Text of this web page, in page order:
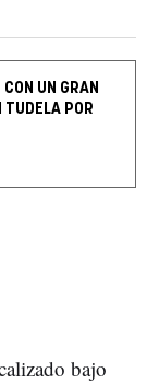
UN GRAN
TUDELA POR
bajo